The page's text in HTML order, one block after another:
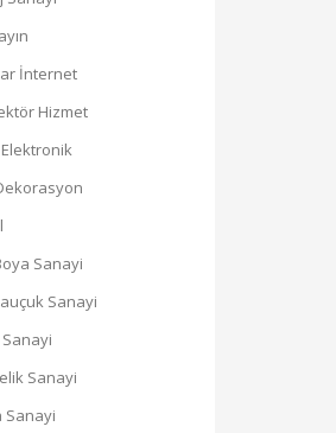
İnternet
Hizmet
Sanayi
Sanayi
Sanayi
Sanayi